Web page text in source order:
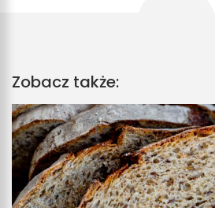
Zobacz także: